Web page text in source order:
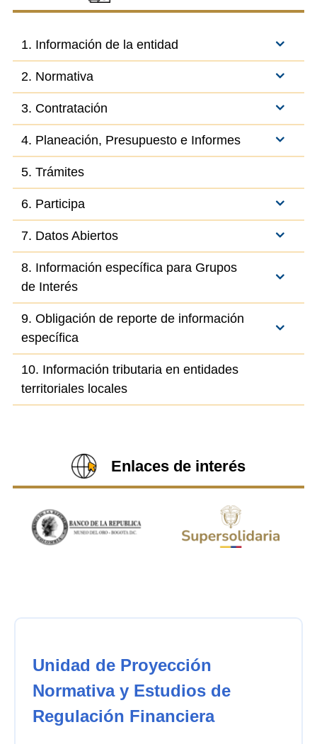
1. Información de la entidad
2. Normativa
3. Contratación
4. Planeación, Presupuesto e Informes
5. Trámites
6. Participa
7. Datos Abiertos
8. Información específica para Grupos
de Interés
9. Obligación de reporte de información
específica
10. Información tributaria en entidades
territoriales locales
Enlaces de interés
Unidad de Proyección
Normativa y Estudios de
Regulación Financiera